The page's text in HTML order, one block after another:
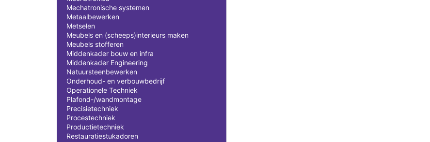
Mechatronische systemen
Metaalbewerken
Metselen
Meubels en (scheeps)interieurs maken
Meubels stofferen
Middenkader bouw en infra
Middenkader Engineering
Natuursteenbewerken
Onderhoud- en verbouwbedrijf
Operationele Techniek
Plafond-/wandmontage
Precisietechniek
Procestechniek
Productietechniek
Restauratiestukadoren